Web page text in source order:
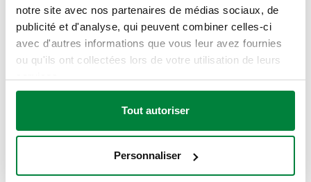
notre site avec nos partenaires de médias sociaux, de
publicité et d'analyse, qui peuvent combiner celles-ci
avec d'autres informations que vous leur avez fournies
ou qu'ils ont collectées lors de votre utilisation de leurs
Tout autoriser
Personnaliser
644342
3BY
G 1/2" A (ISO
228-1) M
10,3
m³/h
Modèles 3D